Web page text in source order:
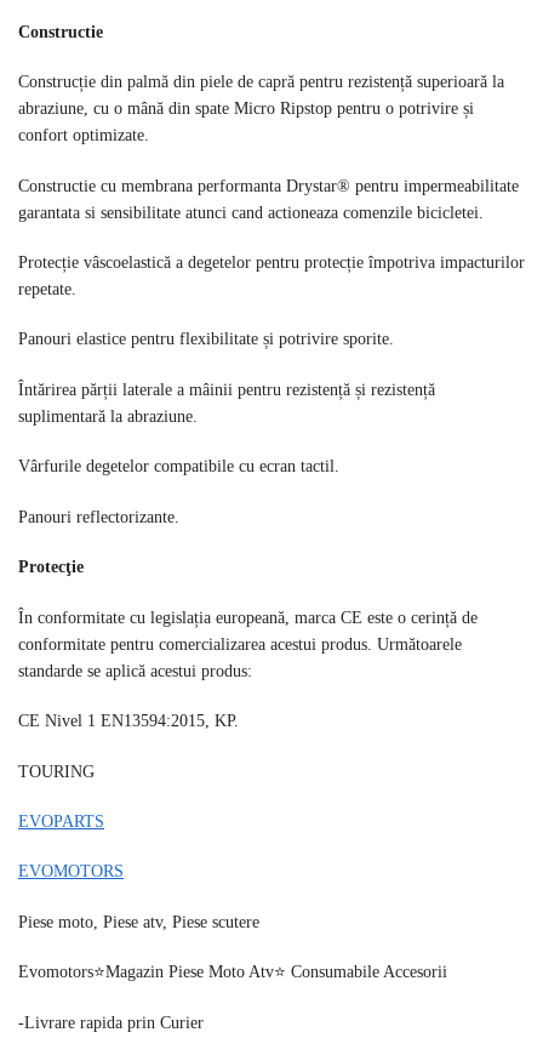
Constructie
Construcție din palmă din piele de capră pentru rezistență superioară la
abraziune, cu o mână din spate Micro Ripstop pentru o potrivire și
confort optimizate.
Constructie cu membrana performanta Drystar® pentru impermeabilitate
garantata si sensibilitate atunci cand actioneaza comenzile bicicletei.
Protecție vâscoelastică a degetelor pentru protecție împotriva impacturilor
repetate.
Panouri elastice pentru flexibilitate și potrivire sporite.
Întărirea părții laterale a mâinii pentru rezistență și rezistență
suplimentară la abraziune.
Vârfurile degetelor compatibile cu ecran tactil.
Panouri reflectorizante.
Protecţie
În conformitate cu legislația europeană, marca CE este o cerință de
conformitate pentru comercializarea acestui produs. Următoarele
standarde se aplică acestui produs:
CE Nivel 1 EN13594:2015, KP.
TOURING
EVOPARTS
EVOMOTORS
Piese moto, Piese atv, Piese scutere
Evomotors⭐️Magazin Piese Moto Atv⭐️ Consumabile Accesorii
-Livrare rapida prin Curier